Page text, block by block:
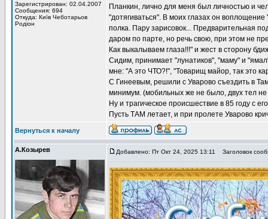
Зарегистрирован: 02.04.2007
Сообщения: 694
Откуда: Київ Чеботарьов
Родіон
Планкин, лично для меня был личностью и
"дотягиваться". В моих глазах он
полка. Пару зарисовок... Предварительная
даром по парте, но речь свою, при этом не
Как выкалываем глаза!!!" и жест в сторону
Сидим, принимает "лунатиков", "маму" и
мне: "А это ЧТО?!", "Товарищ майор, так это
С Гинеевым, решили с Уварово съездить в
минимум. (мобильных же не было, двух тел
Ну и трагическое происшествие в 85 году с
Пусть ТАМ летает, и при пролете Уварово
Вернуться к началу
А.Козырев Добавлено: Пт Окт 24, 2025 13:11 Заголовок